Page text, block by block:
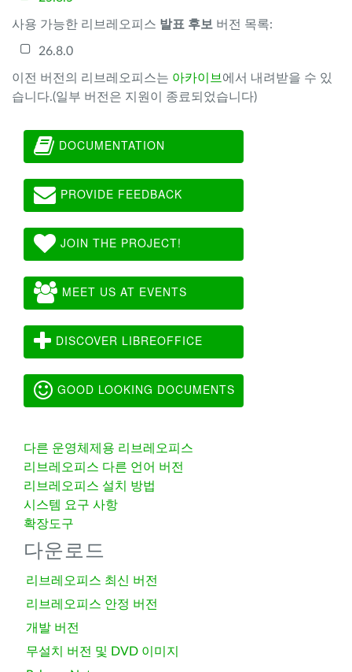
사용 가능한 리브레오피스 발표 후보 버전 목록:
26.8.0
이전 버전의 리브레오피스는 아카이브 에서 내려받을 수 있
습니다.(일부 버전은 지원이 종료되었습니다)
DOCUMENTATION
PROVIDE FEEDBACK
JOIN THE PROJECT!
MEET US AT EVENTS
DISCOVER LIBREOFFICE
GOOD LOOKING DOCUMENTS
다른 운영체제용 리브레오피스
리브레오피스 다른 언어 버전
리브레오피스 설치 방법
시스템 요구 사항
확장도구
다운로드
리브레오피스 최신 버전
리브레오피스 안정 버전
개발 버전
무설치 버전 및 DVD 이미지